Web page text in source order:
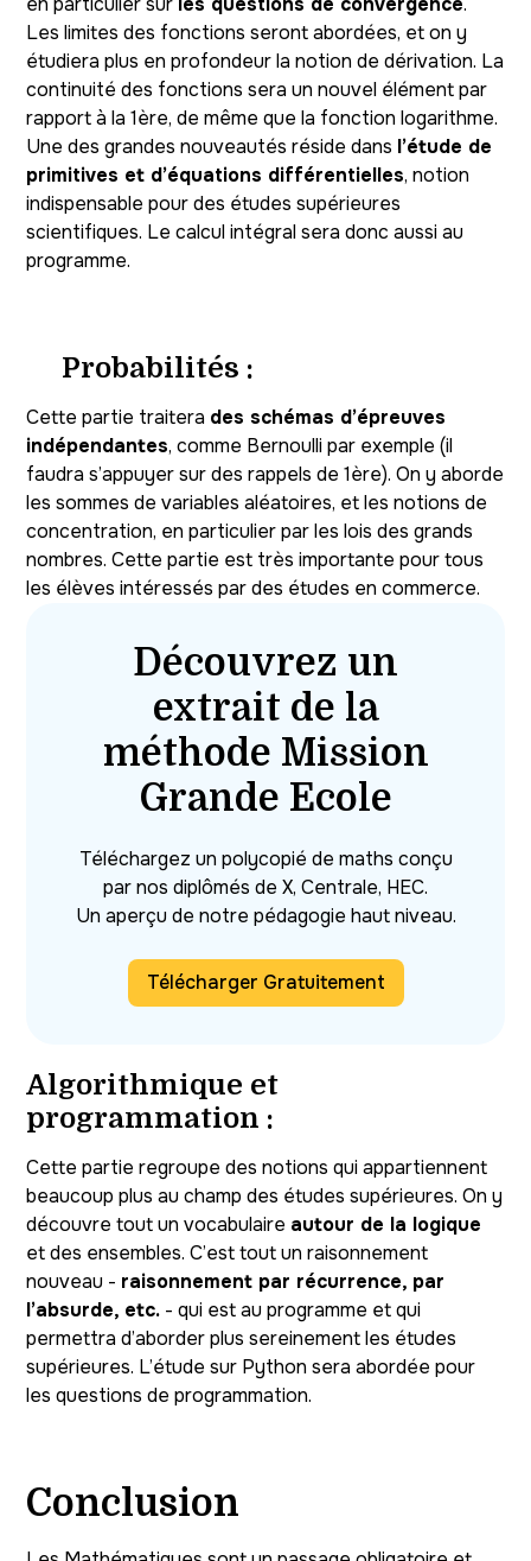
Les limites des fonctions seront abordées, et on y
étudiera plus en profondeur la notion de dérivation. La
continuité des fonctions sera un nouvel élément par
rapport à la 1ère, de même que la fonction logarithme.
Une des grandes nouveautés réside dans l’étude de
primitives et d’équations différentielles, notion
indispensable pour des études supérieures
scientifiques. Le calcul intégral sera donc aussi au
programme.
Probabilités :
Cette partie traitera des schémas d’épreuves
indépendantes, comme Bernoulli par exemple (il
faudra s’appuyer sur des rappels de 1ère). On y aborde
les sommes de variables aléatoires, et les notions de
concentration, en particulier par les lois des grands
nombres. Cette partie est très importante pour tous
les élèves intéressés par des études en commerce.
Découvrez un
extrait de la
méthode Mission
Grande Ecole
Téléchargez un polycopié de maths conçu
par nos diplômés de X, Centrale, HEC.
Un aperçu de notre pédagogie haut niveau.
Télécharger Gratuitement
Algorithmique et
programmation :
Cette partie regroupe des notions qui appartiennent
beaucoup plus au champ des études supérieures. On y
découvre tout un vocabulaire autour de la logique
et des ensembles. C’est tout un raisonnement
nouveau - raisonnement par récurrence, par
l’absurde, etc. - qui est au programme et qui
permettra d’aborder plus sereinement les études
supérieures. L’étude sur Python sera abordée pour
les questions de programmation.
Conclusion